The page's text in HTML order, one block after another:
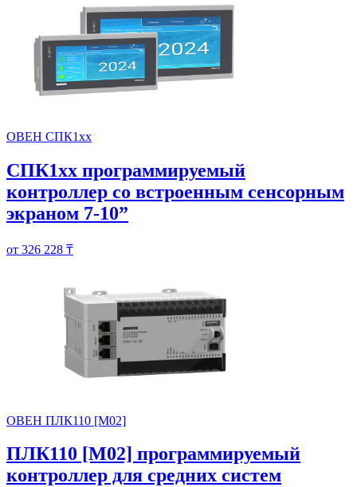
ОВЕН СПК1хх
СПК1хх программируемый
контроллер со встроенным сенсорным
экраном 7-10”
от 326 228 ₸
ОВЕН ПЛК110 [М02]
ПЛК110 [М02] программируемый
контроллер для средних систем